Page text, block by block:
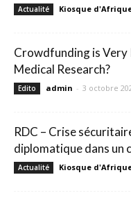
Actualité Kiosque
Crowdfunding is
Medical Research?
Edito admin - 3 octobre
RDC – Crise
diplomatique dans un
Actualité Kiosque